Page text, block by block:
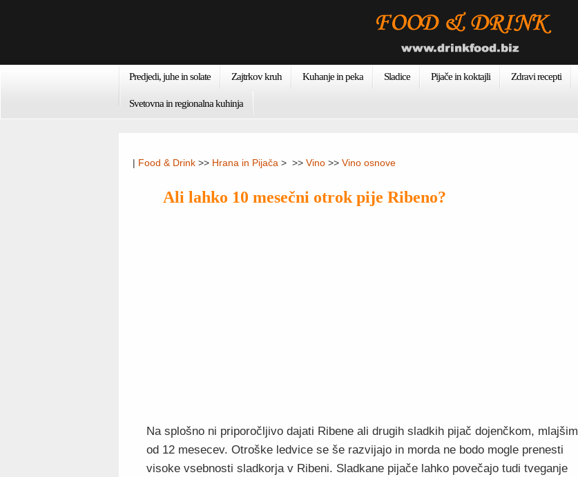
Predjedi, juhe in solate Zajtrkov kruh Kuhanje in peka Sladice Pijače in koktajli Zdravi recepti
Svetovna in regionalna kuhinja
| Food & Drink >> Hrana in Pijača > >> Vino >> Vino osnove
Ali lahko 10 mesečni otrok pije Ribeno?
Na splošno ni priporočljivo dajati Ribene ali drugih sladkih pijač dojenčkom, mlajšim
od 12 mesecev. Otroške ledvice se še razvijajo in morda ne bodo mogle prenesti
visoke vsebnosti sladkorja v Ribeni. Sladkane pijače lahko povečajo tudi tveganje